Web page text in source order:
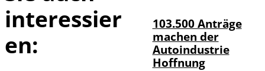
interessier
en:
103.500 Anträge
machen der
Autoindustrie
Hoffnung